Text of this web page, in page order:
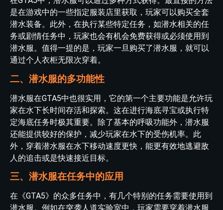
是在游戏中的一些指定服装店里获取，玩家可以购买全套
潜水装备。此外，在执行某些特定任务，如潜水相关的任
务或剧情任务中，玩家也会有机会免费获得或必须使用到
潜水服。值得一提的是，玩家一旦购买了潜水服，就可以
通过个人衣柜无限次穿着。
二、潜水服的多功能性
潜水服在GTA5中也很实用，它的第一个主要功能是允许玩
家在水下长时间存活和探索。这在进行海底寻宝或执行特
定海底任务时极其重要。除了基本的呼吸功能外，潜水服
还能提供较好的保护，减少玩家在水下的受伤机率。此
外，穿着潜水服在水下移动速度更快，能更有效地逃避敌
人的追击或是快速接近目标。
三、潜水服在任务中的应用
在《GTA5》的众多任务中，有几个特别的任务需要使用到
潜水服。例如在突袭人道实验室中，玩家需要穿着潜水服